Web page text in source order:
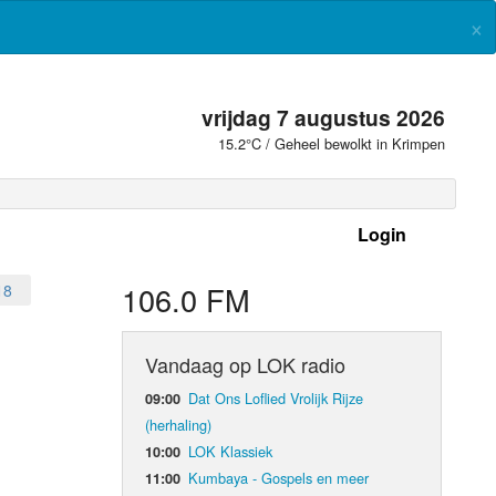
×
vrijdag 7 augustus 2026
15.2°C / Geheel bewolkt in Krimpen
Login
106.0 FM
Vandaag op LOK radio
09:00 Dat Ons Loflied Vrolijk Rijze
(herhaling)
10:00 LOK Klassiek
11:00 Kumbaya - Gospels en meer